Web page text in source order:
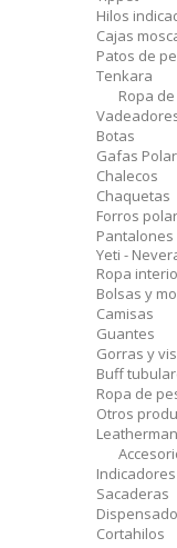
Hilos
Cajas
Patos de
Tenkara
Ropa
Botas
Gafas
Chalecos
Chaquetas
Forros
Pantalones
Yeti -
Ropa
Bolsas y
Camisas
Guantes
Gorras y
Buff
Ropa de
Otros
Leatherman
Sacaderas
Cortahilos